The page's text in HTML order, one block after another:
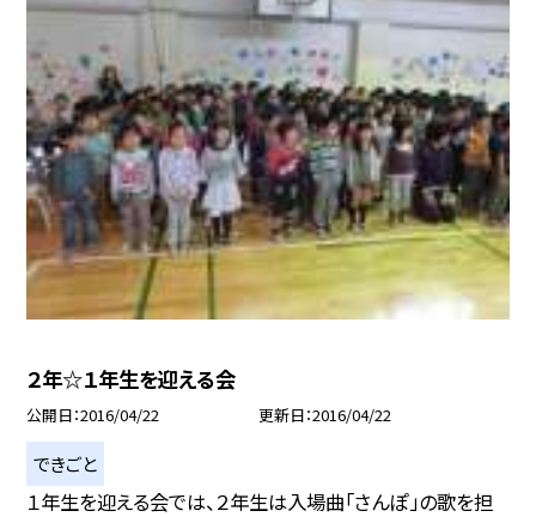
２年☆１年生を迎える会
公開日 2016/04/22 更新日 2016/04/22
できごと
１年生を迎える会では、２年生は入場曲「さんぽ」の歌を担